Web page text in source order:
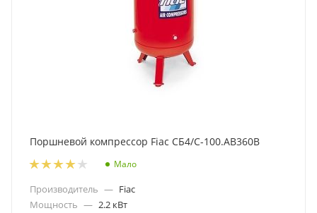
Поршневой компрессор Fiac СБ4/С-100.AB360В
Мало
Производитель — Fiac
Мощность — 2.2 кВт